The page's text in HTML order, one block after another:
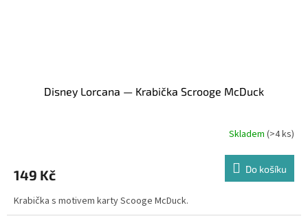
Disney Lorcana — Krabička Scrooge McDuck
Skladem (>4 ks)
149 Kč Do košíku
Krabička s motivem karty Scooge McDuck.